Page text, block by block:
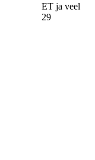
ET ja veel
29